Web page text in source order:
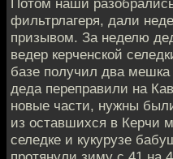
фильтрлагеря, дали
призывом. За неделю
ведер керченской
базе получил два мешка
деда переправили на
новые части, нужны
из оставшихся в Керчи
селедке и кукурузе